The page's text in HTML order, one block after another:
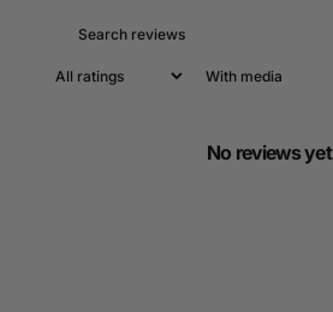
With media
No reviews yet